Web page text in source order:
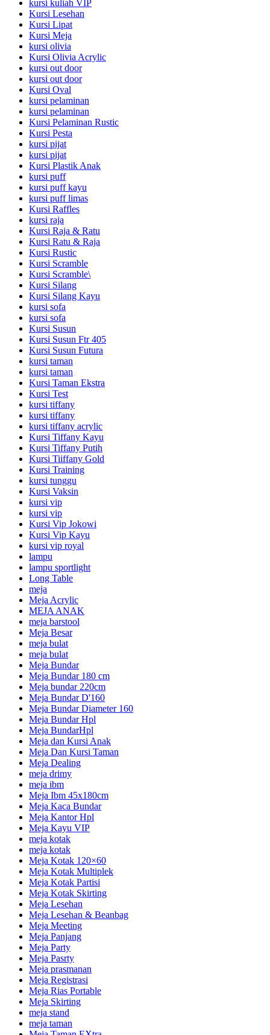
kursi kuliah VIP
Kursi Lesehan
Kursi Lipat
Kursi Meja
kursi olivia
Kursi Olivia Acrylic
kursi out door
kursi out door
Kursi Oval
kursi pelaminan
kursi pelaminan
Kursi Pelaminan Rustic
Kursi Pesta
kursi pijat
kursi pijat
Kursi Plastik Anak
kursi puff
kursi puff kayu
kursi puff limas
Kursi Raffles
kursi raja
Kursi Raja & Ratu
Kursi Ratu & Raja
Kursi Rustic
Kursi Scramble
Kursi Scramble\
Kursi Silang
Kursi Silang Kayu
kursi sofa
kursi sofa
Kursi Susun
Kursi Susun Ftr 405
Kursi Susun Futura
kursi taman
kursi taman
Kursi Taman Ekstra
Kursi Test
kursi tiffany
kursi tiffany
kursi tiffany acrylic
Kursi Tiffany Kayu
Kursi Tiffany Putih
Kursi Tiiffany Gold
Kursi Training
kursi tunggu
Kursi Vaksin
kursi vip
kursi vip
Kursi Vip Jokowi
Kursi Vip Kayu
kursi vip royal
lampu
lampu sportlight
Long Table
meja
Meja Acrylic
MEJA ANAK
meja barstool
Meja Besar
meja bulat
meja bulat
Meja Bundar
Meja Bundar 180 cm
Meja bundar 220cm
Meja Bundar D'160
Meja Bundar Diameter 160
Meja Bundar Hpl
Meja BundarHpl
Meja dan Kursi Anak
Meja Dan Kursi Taman
Meja Dealing
meja drimy
meja ibm
Meja Ibm 45x180cm
Meja Kaca Bundar
Meja Kantor Hpl
Meja Kayu VIP
meja kotak
meja kotak
Meja Kotak 120×60
Meja Kotak Multiplek
Meja Kotak Partisi
Meja Kotak Skirting
Meja Lesehan
Meja Lesehan & Beanbag
Meja Meeting
Meja Panjang
Meja Party
Meja Pasrty
Meja prasmanan
Meja Registrasi
Meja Rias Portable
Meja Skirting
meja stand
meja taman